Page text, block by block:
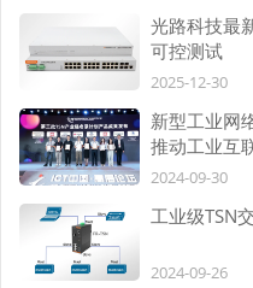
光路科技最
可控测试
2025-12-30
新型工业网
推动工业互
2024-09-30
工业级TSN
2024-09-26